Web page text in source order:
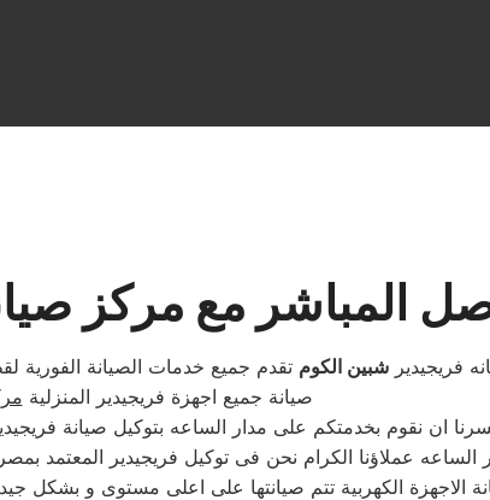
المباشر مع مركز
فريجيدير شبين الكوم تقدم جميع خدمات الصيانة الفورية
صيانة جميع اجهزة فريجيدير المنزلية
ان نقوم بخدمتكم على مدار الساعه بتوكيل صيانة
الاجهزة الكهربية تتم صيانتها على اعلى مستوى و